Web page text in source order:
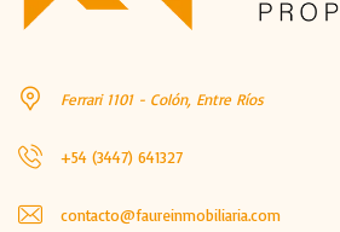
Ferrari 1101 - Colón, Entre Ríos
+54 (3447) 641327
contacto@faureinmobiliaria.com